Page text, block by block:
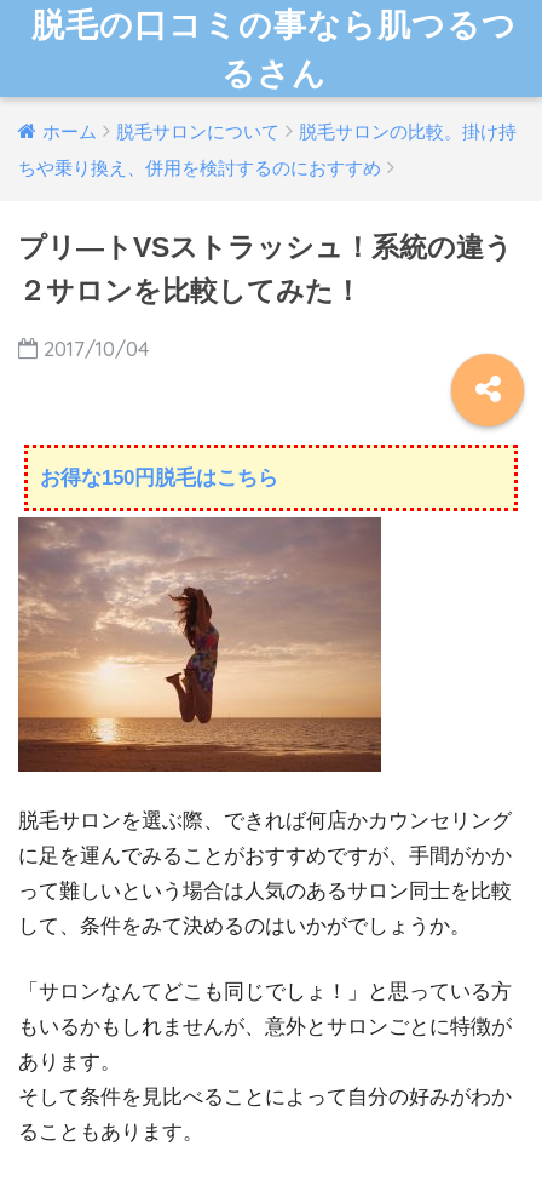
脱毛の口コミの事なら肌つるつ
るさん
ホーム 脱毛サロンについて
脱毛サロンの比較。掛け持
ちや乗り換え、併用を検討するのにおすすめ
プリ―トVSストラッシュ！系統の違う
２サロンを比較してみた！
2017/10/04
お得な150円脱毛はこちら
脱毛サロンを選ぶ際、できれば何店かカウンセリング
に足を運んでみることがおすすめですが、手間がかか
って難しいという場合は人気のあるサロン同士を比較
して、条件をみて決めるのはいかがでしょうか。
「サロンなんてどこも同じでしょ！」と思っている方
もいるかもしれませんが、意外とサロンごとに特徴が
あります。
そして条件を見比べることによって自分の好みがわか
ることもあります。